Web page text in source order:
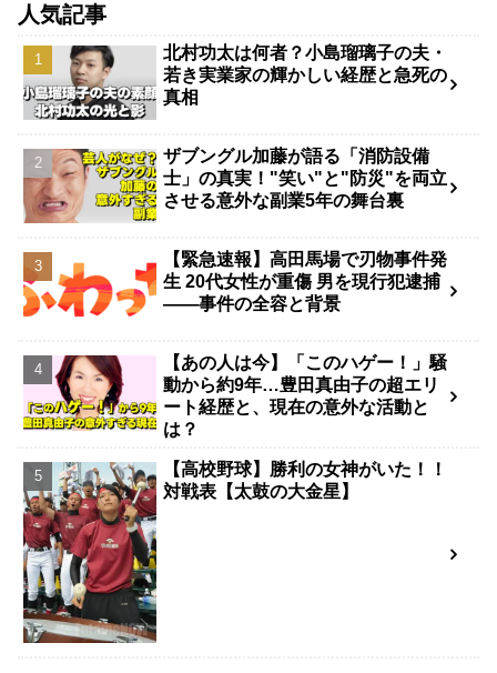
人気記事
北村功太は何者？小島瑠璃子の夫・
若き実業家の輝かしい経歴と急死の
真相
ザブングル加藤が語る「消防設備
士」の真実！"笑い"と"防災"を両立
させる意外な副業5年の舞台裏
【緊急速報】高田馬場で刃物事件発
生 20代女性が重傷 男を現行犯逮捕
――事件の全容と背景
【あの人は今】「このハゲー！」騒
動から約9年…豊田真由子の超エリ
ート経歴と、現在の意外な活動と
は？
【高校野球】勝利の女神がいた！！
対戦表【太鼓の大金星】